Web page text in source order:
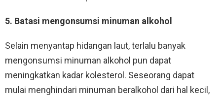
5. Batasi mengonsumsi minuman alkohol
Selain menyantap hidangan laut, terlalu banyak
mengonsumsi minuman alkohol pun dapat
meningkatkan kadar kolesterol. Seseorang dapat
mulai menghindari minuman beralkohol dari hal kecil,